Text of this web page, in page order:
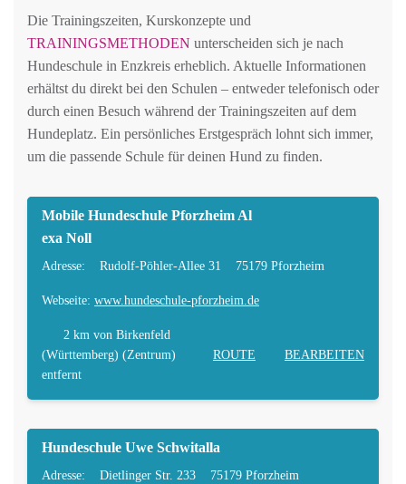
Die Trainingszeiten, Kurskonzepte und
TRAININGSMETHODEN unterscheiden sich je nach
Hundeschule in Enzkreis erheblich. Aktuelle Informationen
erhältst du direkt bei den Schulen – entweder telefonisch oder
durch einen Besuch während der Trainingszeiten auf dem
Hundeplatz. Ein persönliches Erstgespräch lohnt sich immer,
um die passende Schule für deinen Hund zu finden.
Mobile Hundeschule Pforzheim Al
exa Noll
Adresse: Rudolf-Pöhler-Allee 31 75179 Pforzheim
Webseite: www.hundeschule-pforzheim.de
2 km von Birkenfeld
(Württemberg) (Zentrum)
entfernt
ROUTE BEARBEITEN
Hundeschule Uwe Schwitalla
Adresse: Dietlinger Str. 233 75179 Pforzheim